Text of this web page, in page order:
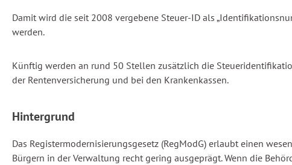
Damit wird die seit 2008 vergebene Steuer-ID als
werden.
Künftig werden an rund 50 Stellen zusätzlich die
der Rentenversicherung und bei den Krankenkassen.
Hintergrund
Das Registermodernisierungsgesetz (RegModG) erlaubt einen
Bürgern in der Verwaltung recht gering ausgeprägt. Wenn die